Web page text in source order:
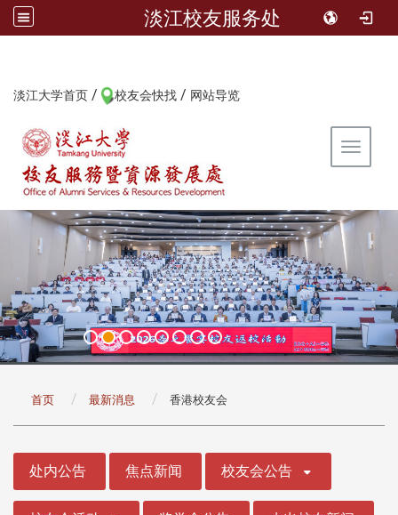
淡江校友服务处
淡江大学首页 / 校友会快找 / 网站导览
Toggle
首页 最新消息 香港校友会
处内公告 焦点新闻 校友会公告